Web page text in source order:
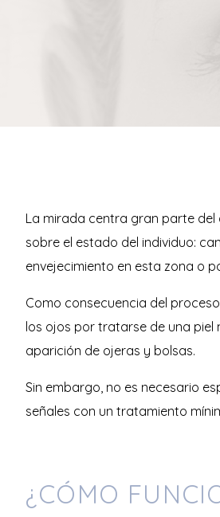
La mirada centra gran parte
sobre el estado del individuo:
envejecimiento en esta zona o
Como consecuencia del
los ojos por tratarse de una piel
aparición de ojeras y bolsas.
Sin embargo, no es necesario
señales con un tratamiento
¿CÓMO